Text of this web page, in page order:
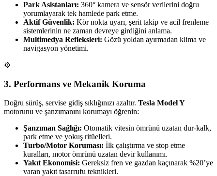
Park Asistanları: 360° kamera ve sensör verilerini doğru
yorumlayarak tek hamlede park etme.
Aktif Güvenlik: Kör nokta uyarı, şerit takip ve acil frenleme
sistemlerinin ne zaman devreye girdiğini anlama.
Multimedya Refleksleri: Gözü yoldan ayırmadan klima ve
navigasyon yönetimi.
⚙️
3. Performans ve Mekanik Koruma
Doğru sürüş, servise gidiş sıklığınızı azaltır. Tesla Model Y
motorunu ve şanzımanını korumayı öğrenin:
Şanzıman Sağlığı: Otomatik vitesin ömrünü uzatan dur-kalk,
park etme ve yokuş ritüelleri.
Turbo/Motor Koruması: İlk çalıştırma ve stop etme
kuralları, motor ömrünü uzatan devir kullanımı.
Yakıt Ekonomisi: Gereksiz fren ve gazdan kaçınarak %20’ye
varan yakıt tasarrufu teknikleri.